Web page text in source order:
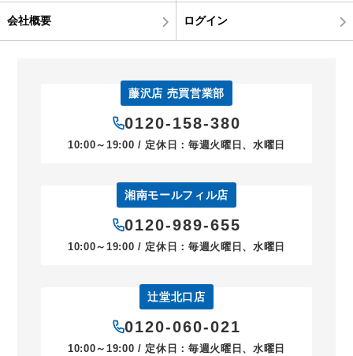
会社概要 ログイン
藤沢店 売買営業部
0120-158-380
10:00～19:00 / 定休日：毎週火曜日、水曜日
湘南モールフィル店
0120-989-655
10:00～19:00 / 定休日：毎週火曜日、水曜日
辻堂北口店
0120-060-021
10:00～19:00 / 定休日：毎週火曜日、水曜日